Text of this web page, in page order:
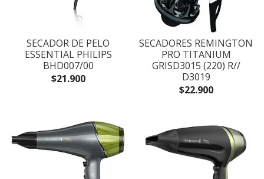
SECADOR DE PELO
ESSENTIAL PHILIPS
BHD007/00
$21.900
SECADORES REMINGTON
PRO TITANIUM
GRISD3015 (220) R//
D3019
$22.900